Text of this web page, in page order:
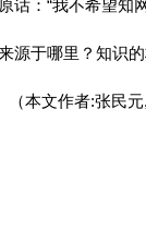
：“我不希望知
源于哪里？知识
本文作者:张民